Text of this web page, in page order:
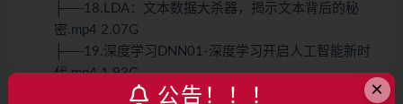
├──18.LDA：文本数据大杀器，揭示文本背后的秘
密.mp4 2.07G
├──19.深度学习DNN01-深度学习开启人工智能新时
代.mp4 1.93G
├──2.线性回归1 第一个模型用来进行数值预测.mp4 ×
公告！！！